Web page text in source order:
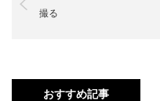
撮る
おすすめ記事